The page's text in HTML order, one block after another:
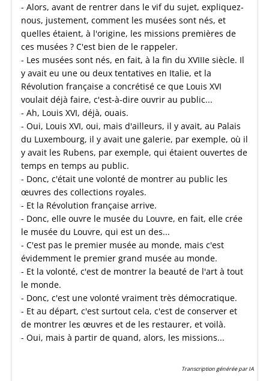
- Alors, avant de rentrer dans le vif du sujet, expliquez-
nous, justement, comment les musées sont nés, et
quelles étaient, à l'origine, les missions premières de
ces musées ? C'est bien de le rappeler.
- Les musées sont nés, en fait, à la fin du XVIIIe siècle. Il
y avait eu une ou deux tentatives en Italie, et la
Révolution française a concrétisé ce que Louis XVI
voulait déjà faire, c'est-à-dire ouvrir au public...
- Ah, Louis XVI, déjà, ouais.
- Oui, Louis XVI, oui, mais d'ailleurs, il y avait, au Palais
du Luxembourg, il y avait une galerie, par exemple, où il
y avait les Rubens, par exemple, qui étaient ouvertes de
temps en temps au public.
- Donc, c'était une volonté de montrer au public les
œuvres des collections royales.
- Et la Révolution française arrive.
- Donc, elle ouvre le musée du Louvre, en fait, elle crée
le musée du Louvre, qui est un des...
- C'est pas le premier musée au monde, mais c'est
évidemment le premier grand musée au monde.
- Et la volonté, c'est de montrer la beauté de l'art à tout
le monde.
- Donc, c'est une volonté vraiment très démocratique.
- Et au départ, c'est surtout cela, c'est de conserver et
de montrer les œuvres et de les restaurer, et voilà.
- Oui, mais à partir de quand, alors, les missions...
Transcription générée par IA